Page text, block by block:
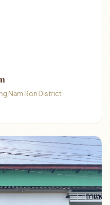
Nam Ron District,